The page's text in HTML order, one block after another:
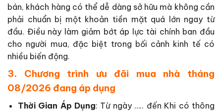
bán, khách hàng có thể dễ dàng sở hữu mà không cần
phải chuẩn bị một khoản tiền mặt quá lớn ngay từ
đầu. Điều này làm giảm bớt áp lực tài chính ban đầu
cho người mua, đặc biệt trong bối cảnh kinh tế có
nhiều biến động.
3. Chương trình ưu đãi mua nhà tháng
08/2026 đang áp dụng
Thời Gian Áp Dụng: Từ ngày ….. đến Khi có thông